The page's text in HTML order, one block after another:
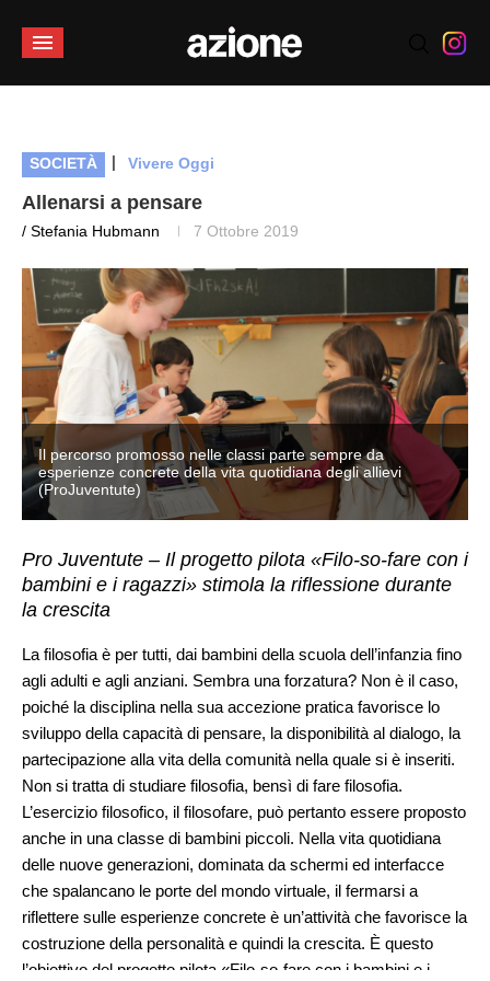
SOCIETÀ | Vivere Oggi
Allenarsi a pensare
/ Stefania Hubmann 7 Ottobre 2019
Il percorso promosso nelle classi parte sempre da
esperienze concrete della vita quotidiana degli allievi
(ProJuventute)
Pro Juventute – Il progetto pilota «Filo-so-fare con i
bambini e i ragazzi» stimola la riflessione durante
la crescita
La filosofia è per tutti, dai bambini della scuola dell’infanzia fino
agli adulti e agli anziani. Sembra una forzatura? Non è il caso,
poiché la disciplina nella sua accezione pratica favorisce lo
sviluppo della capacità di pensare, la disponibilità al dialogo, la
partecipazione alla vita della comunità nella quale si è inseriti.
Non si tratta di studiare filosofia, bensì di fare filosofia.
L’esercizio filosofico, il filosofare, può pertanto essere proposto
anche in una classe di bambini piccoli. Nella vita quotidiana
delle nuove generazioni, dominata da schermi ed interfacce
che spalancano le porte del mondo virtuale, il fermarsi a
riflettere sulle esperienze concrete è un’attività che favorisce la
costruzione della personalità e quindi la crescita. È questo
l’obiettivo del progetto pilota «Filo-so-fare con i bambini e i